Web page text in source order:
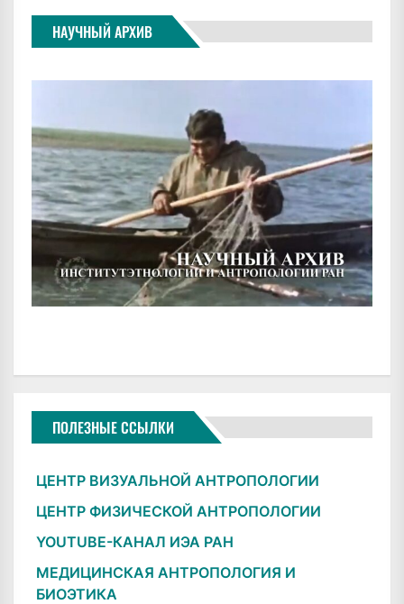
НАУЧНЫЙ АРХИВ
ПОЛЕЗНЫЕ ССЫЛКИ
ЦЕНТР ВИЗУАЛЬНОЙ АНТРОПОЛОГИИ
ЦЕНТР ФИЗИЧЕСКОЙ АНТРОПОЛОГИИ
YOUTUBE-КАНАЛ ИЭА РАН
МЕДИЦИНСКАЯ АНТРОПОЛОГИЯ И
БИОЭТИКА